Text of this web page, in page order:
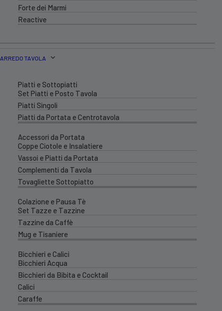
Forte dei Marmi
Reactive
ARREDO TAVOLA
Piatti e Sottopiatti
Set Piatti e Posto Tavola
Piatti Singoli
Piatti da Portata e Centrotavola
Accessori da Portata
Coppe Ciotole e Insalatiere
Vassoi e Piatti da Portata
Complementi da Tavola
Tovagliette Sottopiatto
Colazione e Pausa Tè
Set Tazze e Tazzine
Tazzine da Caffè
Mug e Tisaniere
Bicchieri e Calici
Bicchieri Acqua
Bicchieri da Bibita e Cocktail
Calici
Caraffe